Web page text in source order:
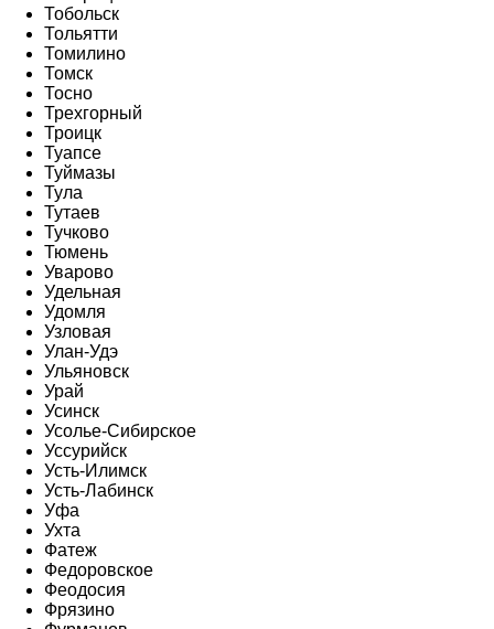
Тобольск
Тольятти
Томилино
Томск
Тосно
Трехгорный
Троицк
Туапсе
Туймазы
Тула
Тутаев
Тучково
Тюмень
Уварово
Удельная
Удомля
Узловая
Улан-Удэ
Ульяновск
Урай
Усинск
Усолье-Сибирское
Уссурийск
Усть-Илимск
Усть-Лабинск
Уфа
Ухта
Фатеж
Федоровское
Феодосия
Фрязино